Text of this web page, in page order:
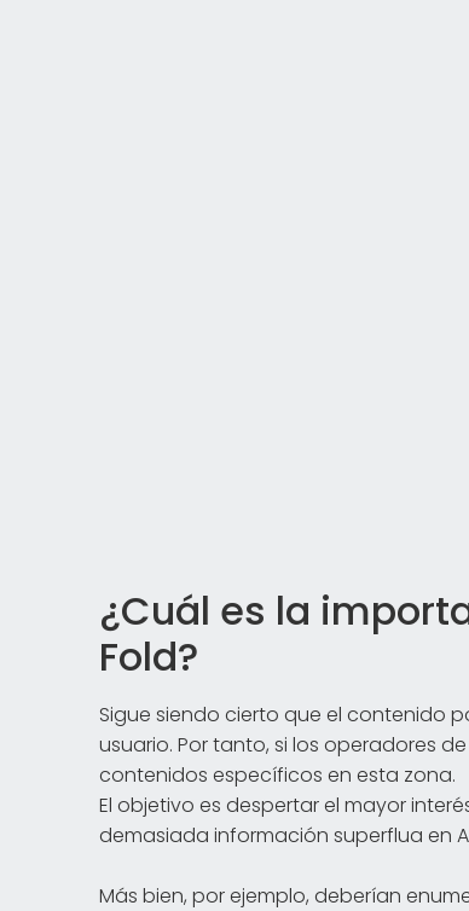
¿Cuál es la
Fold?
Sigue siendo cierto que el contenido
usuario. Por tanto, si los operadores
contenidos específicos en esta zona.
El objetivo es despertar el mayor
demasiada información superflua en
Más bien, por ejemplo, deberían